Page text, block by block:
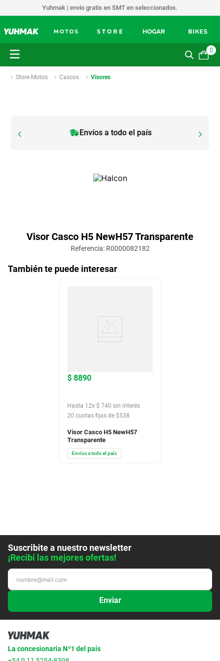
Yuhmak | envío gratis en SMT en seleccionados.
0
Store Motos Cascos Visores
Envíos a todo el país
Visor Casco H5 NewH57 Transparente
Referencia: R0000082182
También te puede interesar
$ 8890
Hasta 12x $ 740 sin interés
20 cuotas fijas de $538
Visor Casco H5 NewH57
Transparente
Envíos a todo el país
Suscribite a nuestro newsletter
¡Recibí las mejores ofertas!
Enviar
La concesionaria Nº1 del país